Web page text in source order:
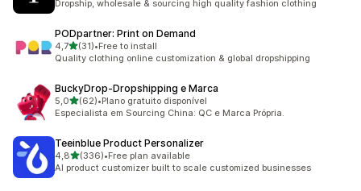
Dropship, wholesale & sourcing high quality fashion clothing
PODpartner: Print on Demand
4,7de 5 estrelas
(31)
31 total de avaliações
•Free to install
Quality clothing online customization & global dropshipping
BuckyDrop‑Dropshipping e Marca
5,0de 5 estrelas
(62)
62 total de avaliações
•Plano gratuito disponível
Especialista em Sourcing China: QC e Marca Própria.
Teeinblue Product Personalizer
4,8de 5 estrelas
(336)
336 total de avaliações
•Free plan available
AI product customizer built to scale customized businesses